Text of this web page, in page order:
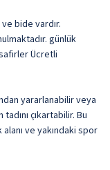
bide vardır.
günlük
Ücretli
yararlanabilir veya
çıkartabilir. Bu
ve yakındaki spor